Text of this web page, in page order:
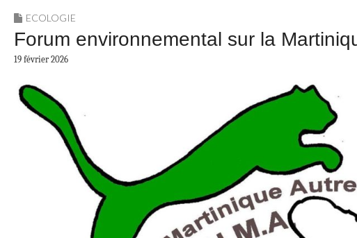
ECOLOGIE
Forum environnemental sur la
19 février 2026